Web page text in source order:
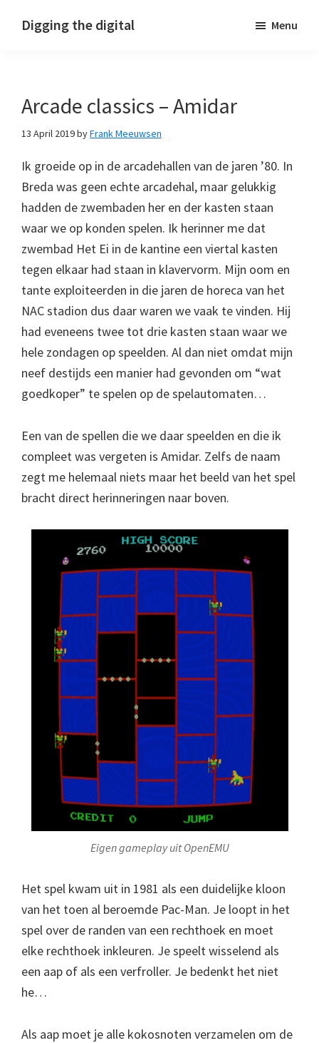
Digging the digital Menu
Arcade classics – Amidar
13 April 2019byFrank Meeuwsen
Ik groeide op in de arcadehallen van de jaren ’80. In
Breda was geen echte arcadehal, maar gelukkig
hadden de zwembaden her en der kasten staan
waar we op konden spelen. Ik herinner me dat
zwembad Het Ei in de kantine een viertal kasten
tegen elkaar had staan in klavervorm. Mijn oom en
tante exploiteerden in die jaren de horeca van het
NAC stadion dus daar waren we vaak te vinden. Hij
had eveneens twee tot drie kasten staan waar we
hele zondagen op speelden. Al dan niet omdat mijn
neef destijds een manier had gevonden om “wat
goedkoper” te spelen op de spelautomaten…
Een van de spellen die we daar speelden en die ik
compleet was vergeten is Amidar. Zelfs de naam
zegt me helemaal niets maar het beeld van het spel
bracht direct herinneringen naar boven.
Eigen gameplay uit OpenEMU
Het spel kwam uit in 1981 als een duidelijke kloon
van het toen al beroemde Pac-Man. Je loopt in het
spel over de randen van een rechthoek en moet
elke rechthoek inkleuren. Je speelt wisselend als
een aap of als een verfroller. Je bedenkt het niet
he…
Als aap moet je alle kokosnoten verzamelen om de